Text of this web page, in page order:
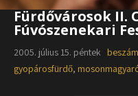
Fürdővárosok II.
Fúvószenekari
2005. július 15. péntek
gyopárosfürdő,